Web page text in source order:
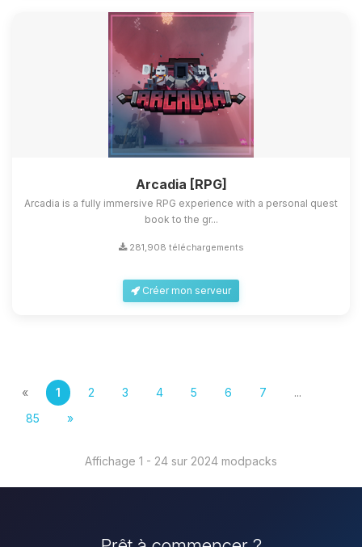
Arcadia [RPG]
Arcadia is a fully immersive RPG experience with a personal quest
book to the gr...
281,908 téléchargements
Créer mon serveur
« 1 2 3 4 5 6 7
...
85
»
Affichage 1 - 24 sur 2024 modpacks